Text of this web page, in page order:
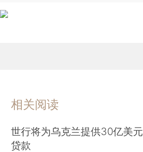
相关阅读
世行将为乌克兰提供30亿美元
贷款